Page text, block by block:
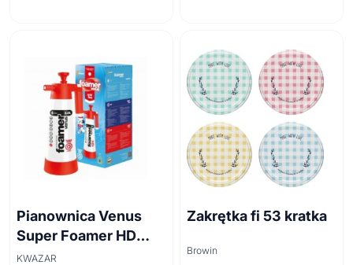
Pianownica Venus
Super Foamer HD
acid line 2L
KWAZAR
Zakrętka fi 53 kratka
Browin